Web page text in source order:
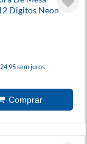
Digitos Neon
sem juros